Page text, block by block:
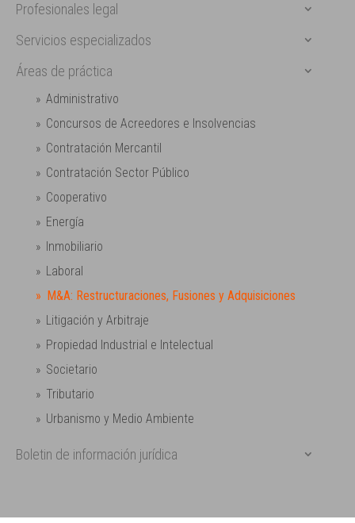
Profesionales legal
Servicios especializados
Áreas de práctica
Administrativo
Concursos de Acreedores e Insolvencias
Contratación Mercantil
Contratación Sector Público
Cooperativo
Energía
Inmobiliario
Laboral
M&A: Restructuraciones, Fusiones y Adquisiciones
Litigación y Arbitraje
Propiedad Industrial e Intelectual
Societario
Tributario
Urbanismo y Medio Ambiente
Boletin de información jurídica